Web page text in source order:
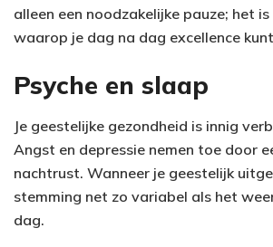
alleen een noodzakelijke pauze; het
waarop je dag na dag excellence
Psyche en slaap
Je geestelijke gezondheid is innig
Angst en depressie nemen toe door
nachtrust. Wanneer je geestelijk
stemming net zo variabel als het
dag.